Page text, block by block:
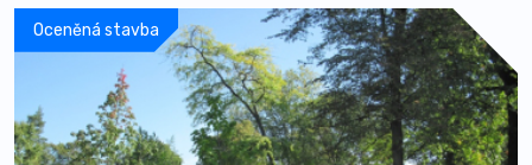
Oceněná stavba